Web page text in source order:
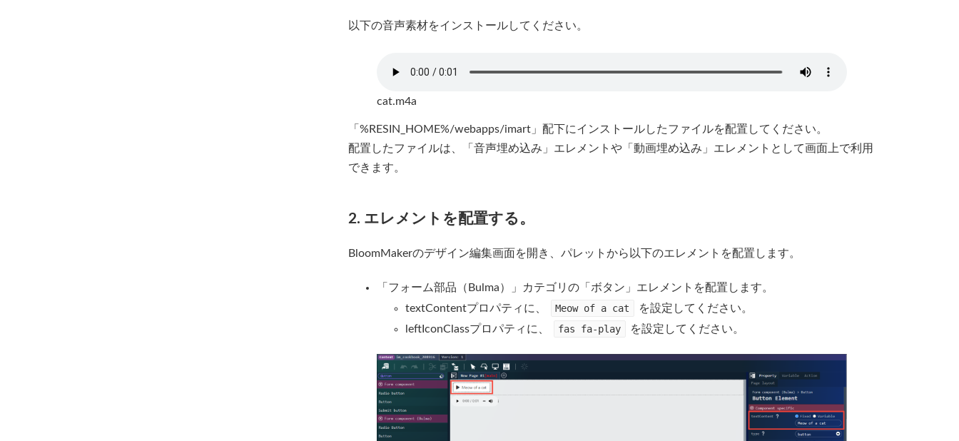
以下の音声素材をインストールしてください。
cat.m4a
「%RESIN_HOME%/webapps/imart」配下にインストールしたファイルを配置してください。
配置したファイルは、「音声埋め込み」エレメントや「動画埋め込み」エレメントとして画面上で利用
できます。
2. エレメントを配置する。
BloomMakerのデザイン編集画面を開き、パレットから以下のエレメントを配置します。
「フォーム部品（Bulma）」カテゴリの「ボタン」エレメントを配置します。
textContentプロパティに、
Meow of a cat
を設定してください。
leftIconClassプロパティに、
fas fa-play を設定してください。